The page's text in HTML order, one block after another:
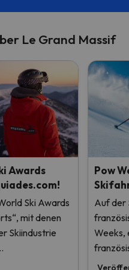
Le Grand Massif
Awards
Ski Awards
mit denen
Skiindustrie
Pow
Auf der
Weeks,